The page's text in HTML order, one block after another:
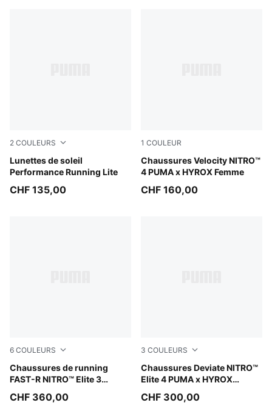
2 COULEURS
Lunettes de soleil
Performance Running Lite
BLACK-BLACK-SMOKE
CHF 135,00
1 COULEUR
Chaussures Velocity NITRO™
4 PUMA x HYROX Femme
Lucite-Pure Pink-Deep Plum
CHF 160,00
6 COULEURS
Chaussures de running
FAST-R NITRO™ Elite 3
Ultra Red-Inky Depths-PUMA White
CHF 360,00
3 COULEURS
Chaussures Deviate NITRO™
Elite 4 PUMA x HYROX
Intense Mint-Light Lavender
CHF 300,00